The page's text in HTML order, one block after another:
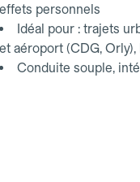
effets personnels
Idéal pour : trajets
et aéroport (CDG,
Conduite souple,